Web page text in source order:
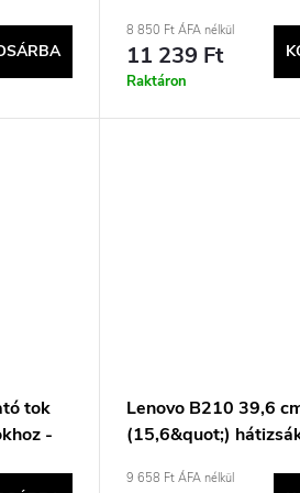
8 850 Ft ÁFA nélkül
11 239 Ft
Raktáron
tok
-
Lenovo B210 39,6
(15,6&quot;)
9 658 Ft ÁFA nélkül